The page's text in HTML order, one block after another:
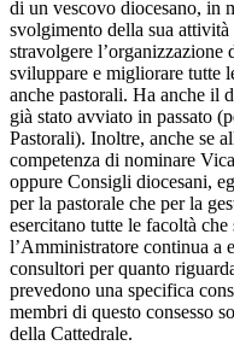
di un vescovo diocesano, in
svolgimento della sua
stravolgere l’organizzazione
sviluppare e migliorare tutte
anche pastorali. Ha anche il
già stato avviato in passato
Pastorali). Inoltre, anche se
competenza di nominare
oppure Consigli diocesani,
per la pastorale che per la
esercitano tutte le facoltà
l’Amministratore continua a
consultori per quanto
prevedono una specifica
membri di questo consesso
della Cattedrale.